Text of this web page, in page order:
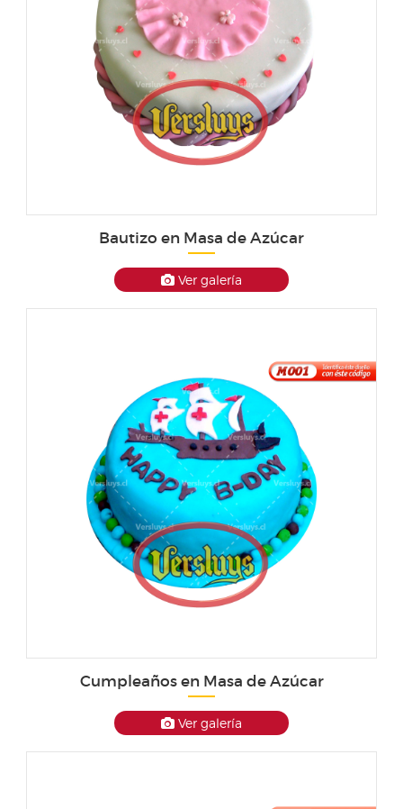
Bautizo en Masa de Azúcar
Ver galería
Cumpleaños en Masa de Azúcar
Ver galería